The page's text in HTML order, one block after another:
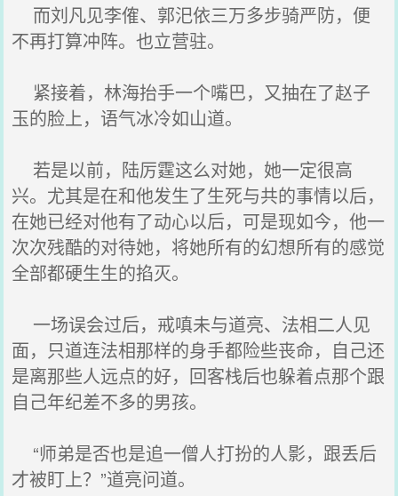
而刘凡见李傕、郭汜依三万多步骑严防，便
不再打算冲阵。也立营驻。
紧接着，林海抬手一个嘴巴，又抽在了赵子
玉的脸上，语气冰冷如山道。
若是以前，陆厉霆这么对她，她一定很高
兴。尤其是在和他发生了生死与共的事情以后，
在她已经对他有了动心以后，可是现如今，他一
次次残酷的对待她，将她所有的幻想所有的感觉
全部都硬生生的掐灭。
一场误会过后，戒嗔未与道亮、法相二人见
面，只道连法相那样的身手都险些丧命，自己还
是离那些人远点的好，回客栈后也躲着点那个跟
自己年纪差不多的男孩。
“师弟是否也是追一僧人打扮的人影，跟丢后
才被盯上？”道亮问道。